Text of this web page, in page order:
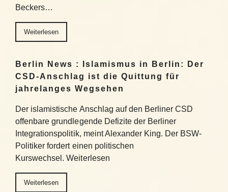
Beckers…
Weiterlesen
Berlin News : Islamismus in Berlin: Der
CSD-Anschlag ist die Quittung für
jahrelanges Wegsehen
Der islamistische Anschlag auf den Berliner CSD
offenbare grundlegende Defizite der Berliner
Integrationspolitik, meint Alexander King. Der BSW-
Politiker fordert einen politischen
Kurswechsel. Weiterlesen
Weiterlesen